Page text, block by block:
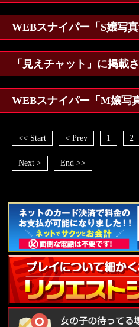
WEBスナイパー「S嬢写
「見えチャット」に掲載
WEBスナイパー「M嬢写
<< Start < Prev 1 2
Next >
End >>